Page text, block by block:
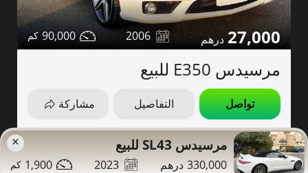
27,000
2006
90,000
مرسيدس E350 للبيع
تواصل التفاصيل مشاركة
صور إضافية × مرسيدس SL43 للبيع
330,000
2023
1,900